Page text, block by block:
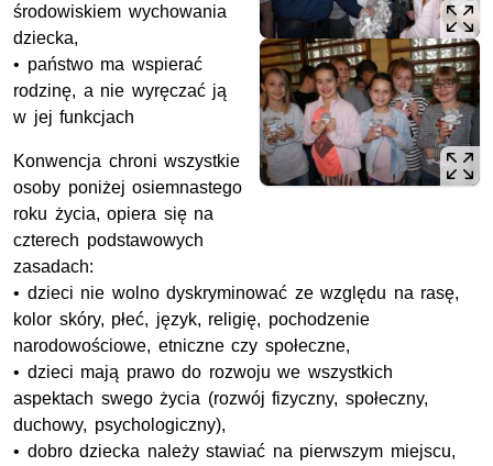
środowiskiem wychowania
dziecka,
• państwo ma wspierać
rodzinę, a nie wyręczać ją
w jej funkcjach
Konwencja chroni wszystkie
osoby poniżej osiemnastego
roku życia, opiera się na
czterech podstawowych
zasadach:
• dzieci nie wolno dyskryminować ze względu na rasę,
kolor skóry, płeć, język, religię, pochodzenie
narodowościowe, etniczne czy społeczne,
• dzieci mają prawo do rozwoju we wszystkich
aspektach swego życia (rozwój fizyczny, społeczny,
duchowy, psychologiczny),
• dobro dziecka należy stawiać na pierwszym miejscu,